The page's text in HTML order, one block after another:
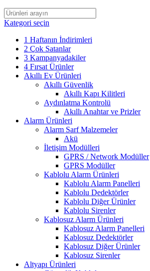
Kategori seçin
1 Haftanın İndirimleri
2 Çok Satanlar
3 Kampanyadakiler
4 Fırsat Ürünler
Akıllı Ev Ürünleri
Akıllı Güvenlik
Akıllı Kapı Kilitleri
Aydınlatma Kontrolü
Akıllı Anahtar ve Prizler
Alarm Ürünleri
Alarm Sarf Malzemeler
Akü
İletişim Modülleri
GPRS / Network Modüller
GPRS Modüller
Kablolu Alarm Ürünleri
Kablolu Alarm Panelleri
Kablolu Dedektörler
Kablolu Diğer Ürünler
Kablolu Sirenler
Kablosuz Alarm Ürünleri
Kablosuz Alarm Panelleri
Kablosuz Dedektörler
Kablosuz Diğer Ürünler
Kablosuz Sirenler
Altyapı Ürünleri